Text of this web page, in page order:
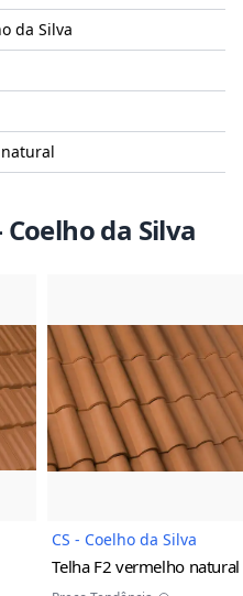
da Silva
da Silva
CS - Coelho da Silva
Telha F2 vermelho natural